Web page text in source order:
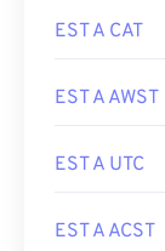
EST A CAT
EST A AWST
EST A UTC
EST A ACST